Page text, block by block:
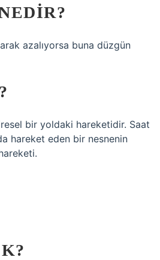
azalıyorsa buna düzgün
bir yoldaki hareketidir. Saat
hareket eden bir nesnenin